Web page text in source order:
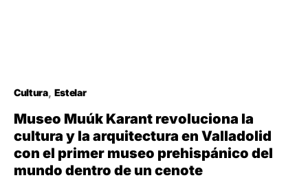
Cultura Estelar
Museo Muúk Karant revoluciona la
cultura y la arquitectura en Valladolid
con el primer museo prehispánico del
mundo dentro de un cenote